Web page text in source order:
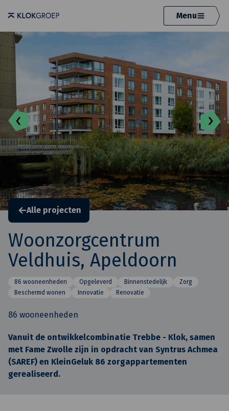
Menu
Alle projecten
Woonzorgcentrum
Veldhuis, Apeldoorn
86 wooneenheden Opgeleverd Binnenstedelijk
Zorg
Beschermd wonen
Innovatie Renovatie
86 wooneenheden
Vanuit de ontwikkelcombinatie Trebbe - Klok, samen
met Fame Zwolle zijn in opdracht van Syntrus Achmea
(SAREF) en KleinGeluk 86 zorgappartementen
gerealiseerd.